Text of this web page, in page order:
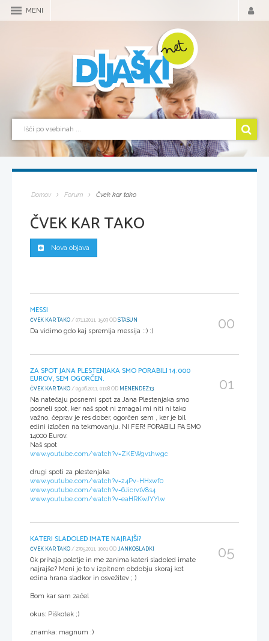
MENI
Domov Forum Čvek kar tako
ČVEK KAR TAKO
Nova objava
MESSI
ČVEK KAR TAKO / 07.11.2011, 15:03 OD STASUN
Da vidimo gdo kaj spremlja messija ::) :) 00
ZA SPOT JANA PLESTENJAKA SMO PORABILI 14.000
EUROV, SEM OGORČEN.
ČVEK KAR TAKO / 09.06.2011, 01:08 OD MENENDEZ13
Na natečaju posnemi spot za Jana Plestenjaka smo
posneli spot, ker naš spot ni zmagal mi niti ni tako
važno, čeprav je res dober, ogorčen sem , ker je bil
edini izločen na tekmovanju. NI FER! PORABILI PA SMO
14000 Eurov.
Naš spot
www.youtube.com/watch?v=ZKEWgv1hwgc
drugi spoti za plestenjaka
www.youtube.com/watch?v=24Pv-HHxwf0
www.youtube.com/watch?v=6Jicrv1V8s4
www.youtube.com/watch?v=eaHRKwJYYlw
01
KATERI SLADOLED IMATE NAJRAJŠI?
ČVEK KAR TAKO / 27.05.2011, 10:01 OD JANKOSLADKI
Ok prihaja poletje in me zanima kateri sladoled imate
najrajše? Meni je to v izpitnem obdobju skoraj kot
edina hrana sladkor in osvežitev ; )
Bom kar sam začel
okus: Piškotek ;)
znamka: magnum :)
05